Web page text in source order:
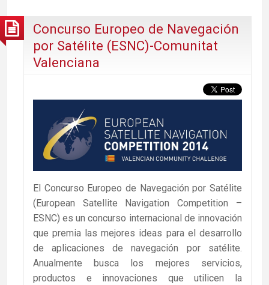
Concurso Europeo de Navegación
por Satélite (ESNC)-Comunitat
Valenciana
El Concurso Europeo de Navegación por Satélite
(European Satellite Navigation Competition –
ESNC) es un concurso internacional de innovación
que premia las mejores ideas para el desarrollo
de aplicaciones de navegación por satélite.
Anualmente busca los mejores servicios,
productos e innovaciones que utilicen la